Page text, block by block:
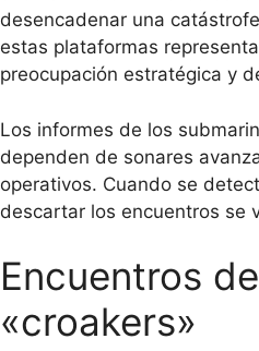
desencadenar una
estas plataformas
preocupación estratégica y
Los informes de los
dependen de sonares
operativos. Cuando se
descartar los encuentros se
Encuentros
«croakers»